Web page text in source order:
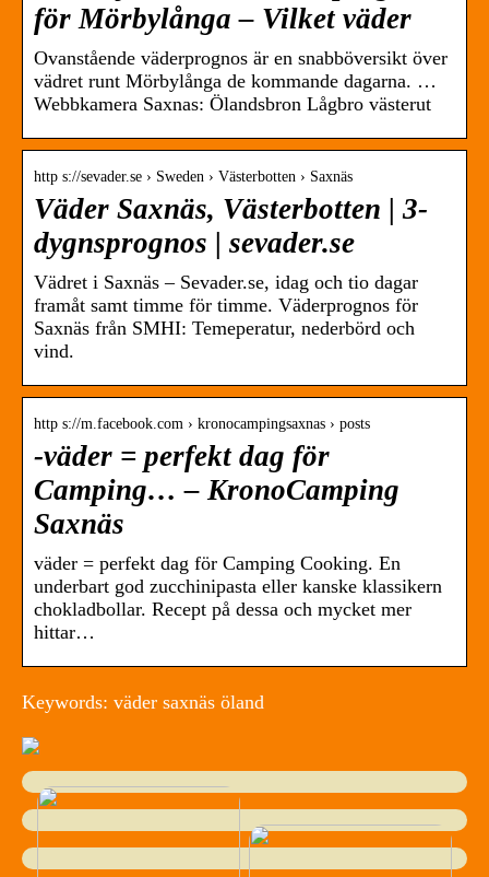
för Mörbylånga – Vilket väder
Ovanstående väderprognos är en snabböversikt över
vädret runt Mörbylånga de kommande dagarna. …
Webbkamera Saxnas: Ölandsbron Lågbro västerut
http s://sevader.se › Sweden › Västerbotten › Saxnäs
Väder Saxnäs, Västerbotten | 3-
dygnsprognos | sevader.se
Vädret i Saxnäs – Sevader.se, idag och tio dagar
framåt samt timme för timme. Väderprognos för
Saxnäs från SMHI: Temeperatur, nederbörd och
vind.
http s://m.facebook.com › kronocampingsaxnas › posts
-väder = perfekt dag för
Camping… – KronoCamping
Saxnäs
väder = perfekt dag för Camping Cooking. En
underbart god zucchinipasta eller kanske klassikern
chokladbollar. Recept på dessa och mycket mer
hittar…
Keywords: väder saxnäs öland